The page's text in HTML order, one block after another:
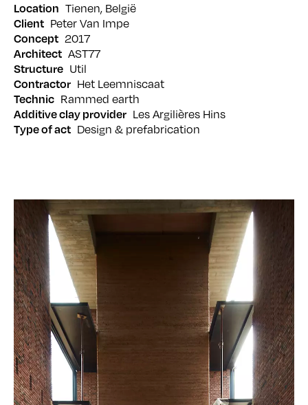
Location Tienen België
Client Peter Van Impe
Concept 2017
Architect AST77
Structure Util
Contractor Het Leemniscaat
Technic Rammed earth
Additive clay provider Les Argilières Hins
Type of act Design & prefabrication